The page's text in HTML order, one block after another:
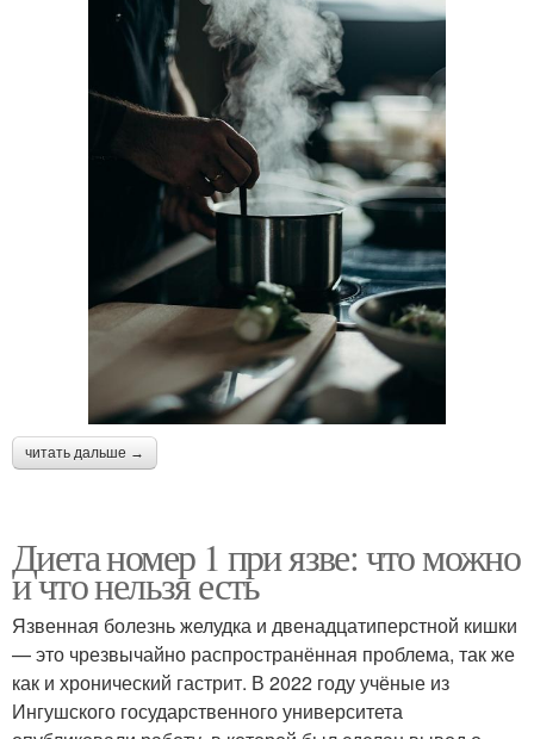
читать дальше →
Диета номер 1 при язве: что можно
и что нельзя есть
Язвенная болезнь желудка и двенадцатиперстной кишки
— это чрезвычайно распространённая проблема, так же
как и хронический гастрит. В 2022 году учёные из
Ингушского государственного университета